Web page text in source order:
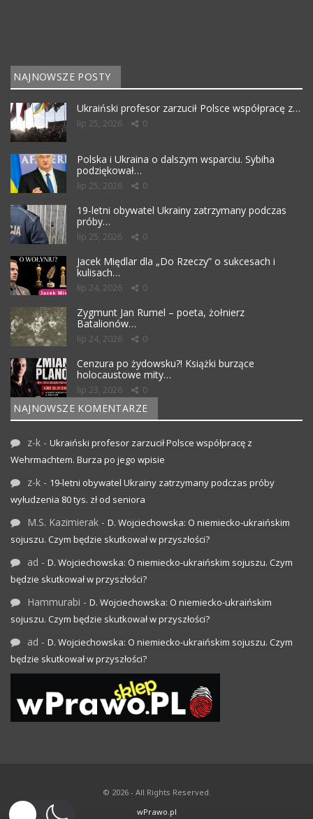
NAJNOWSZE POSTY
Ukraiński profesor zarzucił Polsce współpracę z…
lip 25, 2026 0
Polska i Ukraina o dalszym wsparciu. Sybiha
podziękował…
lip 25, 2026 0
19-letni obywatel Ukrainy zatrzymany podczas
próby…
lip 25, 2026 0
Jacek Międlar dla „Do Rzeczy” o sukcesach i
kulisach…
lip 24, 2026 0
Zygmunt Jan Rumel – poeta, żołnierz
Batalionów…
lip 24, 2026 0
Cenzura po żydowsku?! Książki burzące
holocaustowe mity…
lip 23, 2026 0
NAJNOWSZE KOMENTARZE
z-k - Ukraiński profesor zarzucił Polsce współpracę z
Wehrmachtem. Burza po jego wpisie
z-k - 19-letni obywatel Ukrainy zatrzymany podczas próby
wyłudzenia 80 tys. zł od seniora
M.S. Kazimierak - D. Wojciechowska: O niemiecko-ukraińskim
sojuszu. Czym będzie skutkował w przyszłości?
ad - D. Wojciechowska: O niemiecko-ukraińskim sojuszu. Czym
będzie skutkował w przyszłości?
Hammurabi - D. Wojciechowska: O niemiecko-ukraińskim
sojuszu. Czym będzie skutkował w przyszłości?
ad - D. Wojciechowska: O niemiecko-ukraińskim sojuszu. Czym
będzie skutkował w przyszłości?
© 2026 - All Rights Reserved.
wPrawo.pl